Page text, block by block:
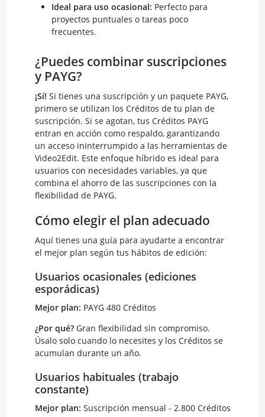
Ideal para uso ocasional: Perfecto para
proyectos puntuales o tareas poco
frecuentes.
¿Puedes combinar suscripciones
y PAYG?
¡Sí! Si tienes una suscripción y un paquete PAYG,
primero se utilizan los Créditos de tu plan de
suscripción. Si se agotan, tus Créditos PAYG
entran en acción como respaldo, garantizando
un acceso ininterrumpido a las herramientas de
Video2Edit. Este enfoque híbrido es ideal para
usuarios con necesidades variables, ya que
combina el ahorro de las suscripciones con la
flexibilidad de PAYG.
Cómo elegir el plan adecuado
Aquí tienes una guía para ayudarte a encontrar
el mejor plan según tus hábitos de edición:
Usuarios ocasionales (ediciones
esporádicas)
Mejor plan: PAYG 480 Créditos
¿Por qué?Gran flexibilidad sin compromiso.
Úsalo solo cuando lo necesites y los Créditos se
acumulan durante un año.
Usuarios habituales (trabajo
constante)
Mejor plan: Suscripción mensual - 2.800 Créditos